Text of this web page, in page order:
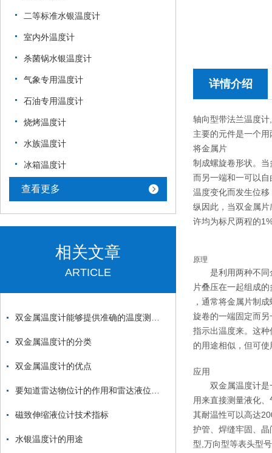
二等标准水银温度计
室内外温度计
杀菌锅水银温度计
气象专用温度计
石油专用温度计
烧烤温度计
水族温度计
冰箱温度计
查看更多
相关文章
ARTICLE
双金属温度计的分类
双金属温度计的优点
磁致伸缩液位计技术指标
水银温度计的用途
详情介绍
轴向型带法兰温度
主要的元件是一个
将金属片
制成螺旋卷形状。
而另一端和一可以
温度变化而发生位
纵因此，当双金属
许均为标尺两程的
原理
是利用两种不同金
片叠压在一起组成
，通常将金属片制
旋卷的一端固定而
指示出温度来。这
的用途相似，但可
应用
双金属温度计是
用来直接测量液化
其耐温性可以高达
护管、焊缝牢固、
型,万向型等表头型